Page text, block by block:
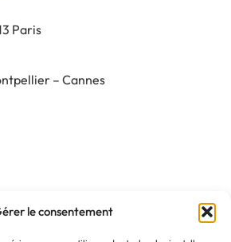
le consentement
Paris
– Cannes